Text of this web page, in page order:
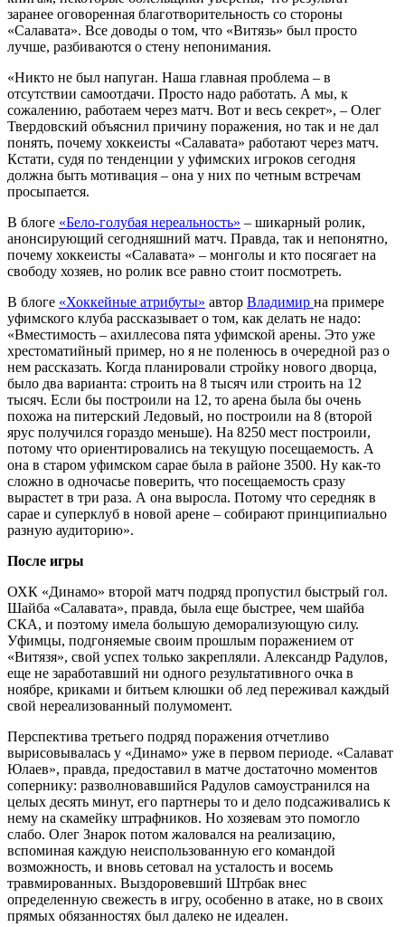
заранее оговоренная благотворительность со стороны
«Салавата». Все доводы о том, что «Витязь» был просто
лучше, разбиваются о стену непонимания.
«Никто не был напуган. Наша главная проблема – в
отсутствии самоотдачи. Просто надо работать. А мы, к
сожалению, работаем через матч. Вот и весь секрет», – Олег
Твердовский объяснил причину поражения, но так и не дал
понять, почему хоккеисты «Салавата» работают через матч.
Кстати, судя по тенденции у уфимских игроков сегодня
должна быть мотивация – она у них по четным встречам
просыпается.
В блоге «Бело-голубая нереальность» – шикарный ролик,
анонсирующий сегодняшний матч. Правда, так и непонятно,
почему хоккеисты «Салавата» – монголы и кто посягает на
свободу хозяев, но ролик все равно стоит посмотреть.
В блоге «Хоккейные атрибуты» автор Владимир на примере
уфимского клуба рассказывает о том, как делать не надо:
«Вместимость – ахиллесова пята уфимской арены. Это уже
хрестоматийный пример, но я не поленюсь в очередной раз о
нем рассказать. Когда планировали стройку нового дворца,
было два варианта: строить на 8 тысяч или строить на 12
тысяч. Если бы построили на 12, то арена была бы очень
похожа на питерский Ледовый, но построили на 8 (второй
ярус получился гораздо меньше). На 8250 мест построили,
потому что ориентировались на текущую посещаемость. А
она в старом уфимском сарае была в районе 3500. Ну как-то
сложно в одночасье поверить, что посещаемость сразу
вырастет в три раза. А она выросла. Потому что середняк в
сарае и суперклуб в новой арене – собирают принципиально
разную аудиторию».
После игры
ОХК «Динамо» второй матч подряд пропустил быстрый гол.
Шайба «Салавата», правда, была еще быстрее, чем шайба
СКА, и поэтому имела большую деморализующую силу.
Уфимцы, подгоняемые своим прошлым поражением от
«Витязя», свой успех только закрепляли. Александр Радулов,
еще не заработавший ни одного результативного очка в
ноябре, криками и битьем клюшки об лед переживал каждый
свой нереализованный полумомент.
Перспектива третьего подряд поражения отчетливо
вырисовывалась у «Динамо» уже в первом периоде. «Салават
Юлаев», правда, предоставил в матче достаточно моментов
сопернику: разволновавшийся Радулов самоустранился на
целых десять минут, его партнеры то и дело подсаживались к
нему на скамейку штрафников. Но хозяевам это помогло
слабо. Олег Знарок потом жаловался на реализацию,
вспоминая каждую неиспользованную его командой
возможность, и вновь сетовал на усталость и восемь
травмированных. Выздоровевший Штрбак внес
определенную свежесть в игру, особенно в атаке, но в своих
прямых обязанностях был далеко не идеален.